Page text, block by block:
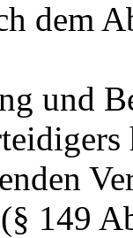
dem
und
149